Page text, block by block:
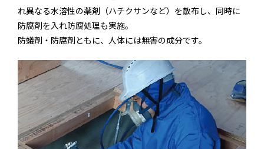
れ異なる水溶性の薬剤（ハチクサンなど）を散布し、同時に
防腐剤を入れ防腐処理も実施。
防蟻剤・防腐剤ともに、人体には無害の成分です。